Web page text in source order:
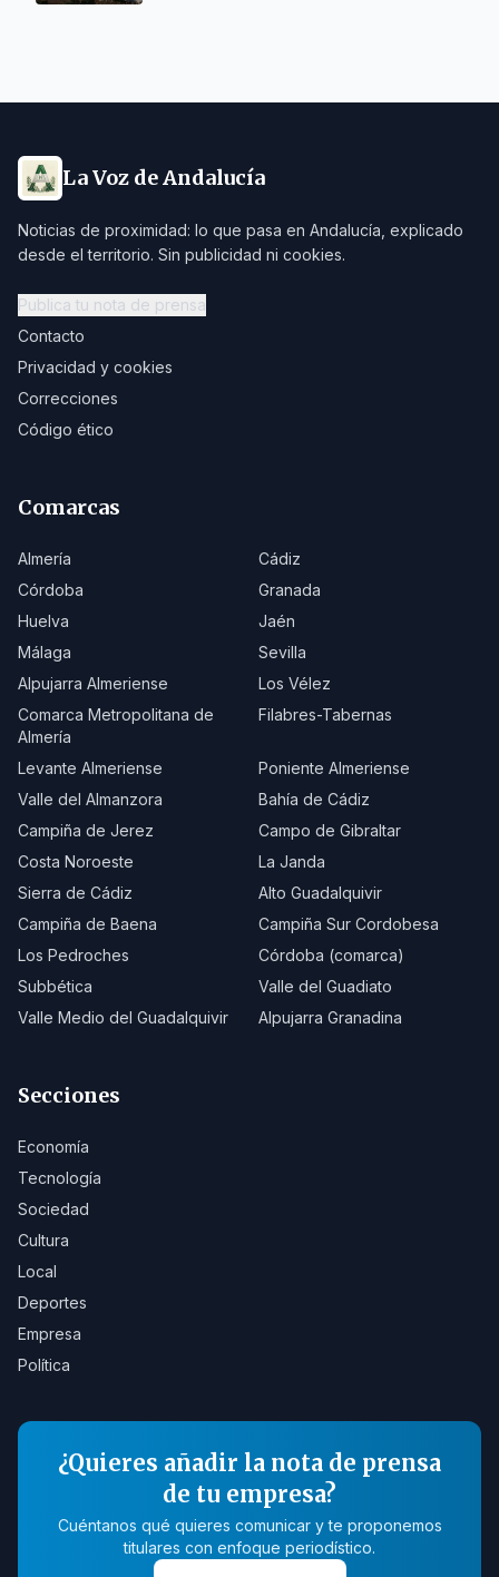
La Voz de Andalucía
Noticias de proximidad: lo que pasa en Andalucía, explicado
desde el territorio. Sin publicidad ni cookies.
Publica tu nota de prensa
Contacto
Privacidad y cookies
Correcciones
Código ético
Comarcas
Almería
Cádiz
Córdoba
Granada
Huelva
Jaén
Málaga
Sevilla
Alpujarra Almeriense
Los Vélez
Comarca Metropolitana de
Almería
Filabres-Tabernas
Levante Almeriense
Poniente Almeriense
Valle del Almanzora
Bahía de Cádiz
Campiña de Jerez
Campo de Gibraltar
Costa Noroeste
La Janda
Sierra de Cádiz
Alto Guadalquivir
Campiña de Baena
Campiña Sur Cordobesa
Los Pedroches
Córdoba (comarca)
Subbética
Valle del Guadiato
Valle Medio del Guadalquivir
Alpujarra Granadina
Secciones
Economía
Tecnología
Sociedad
Cultura
Local
Deportes
Empresa
Política
¿Quieres añadir la nota de prensa
de tu empresa?
Cuéntanos qué quieres comunicar y te proponemos
titulares con enfoque periodístico.